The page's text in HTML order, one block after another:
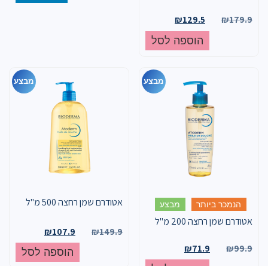
₪179.9
₪129.5
הוספה לסל
מבצע
הנמכר ביותר מבצע
אטודרם שמן רחצה 200 מ"ל
₪99.9
₪71.9
מבצע
אטודרם שמן רחצה 500 מ"ל
₪149.9
₪107.9
הוספה לסל